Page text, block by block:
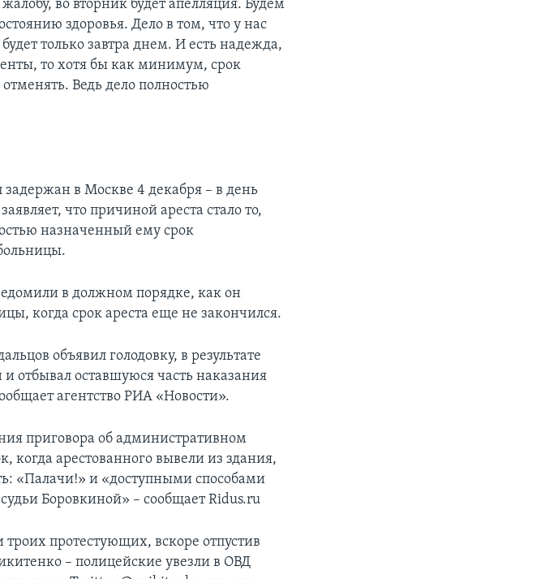
во вторник будет апелляция. Будем
здоровья. Дело в том, что у нас
только завтра днем. И есть надежда,
то хотя бы как минимум, срок
Ведь дело полностью
в Москве 4 декабря – в день
что причиной ареста стало то,
назначенный ему срок
в должном порядке, как он
когда срок ареста еще не закончился.
объявил голодовку, в результате
отбывал оставшуюся часть наказания
агентство РИА «Новости».
приговора об административном
когда арестованного вывели из здания,
«Палачи!» и «доступными способами
Боровкиной» – сообщает Ridus.ru
протестующих, вскоре отпустив
– полицейские увезли в ОВД